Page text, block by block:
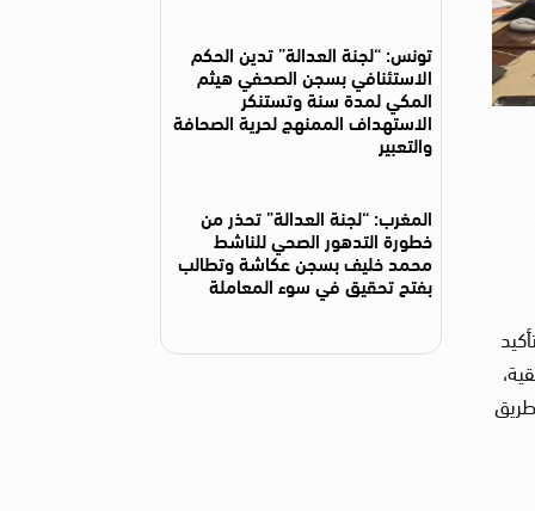
تونس: “لجنة العدالة” تدين الحكم
الاستئنافي بسجن الصحفي هيثم
المكي لمدة سنة وتستنكر
الاستهداف الممنهج لحرية الصحافة
والتعبير
المغرب: “لجنة العدالة” تحذر من
خطورة التدهور الصحي للناشط
محمد خليف بسجن عكاشة وتطالب
بفتح تحقيق في سوء المعاملة